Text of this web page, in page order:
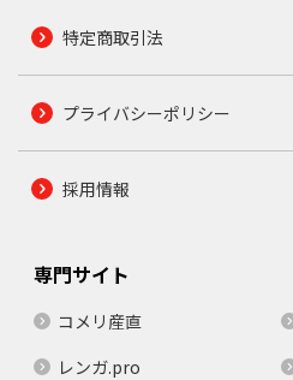
特定商取引法
プライバシーポリシー
採用情報
専門サイト
コメリ産直
レンガ.pro